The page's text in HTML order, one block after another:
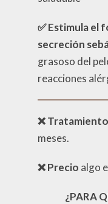
✅ Estimula el
secreción
grasoso del
reacciones
❌
meses.
❌Precio algo
¿PARA